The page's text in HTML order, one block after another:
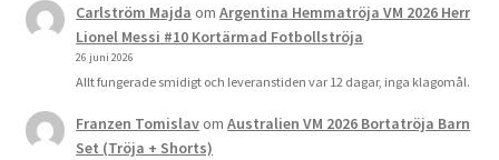
Carlström Majda omArgentina Hemmatröja VM 2026 Herr
Lionel Messi #10 Kortärmad Fotbollströja
26 juni 2026
Allt fungerade smidigt och leveranstiden var 12 dagar, inga klagomål.
Franzen TomislavomAustralien VM 2026 Bortatröja Barn
Set (Tröja + Shorts)